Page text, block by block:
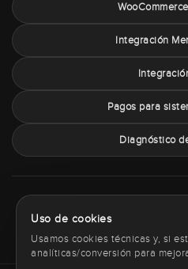
Integración
Pagos para
Diagnóstico
Política de
Uso de cookies
Usamos cookies técnicas y, si
analíticas/conversión para